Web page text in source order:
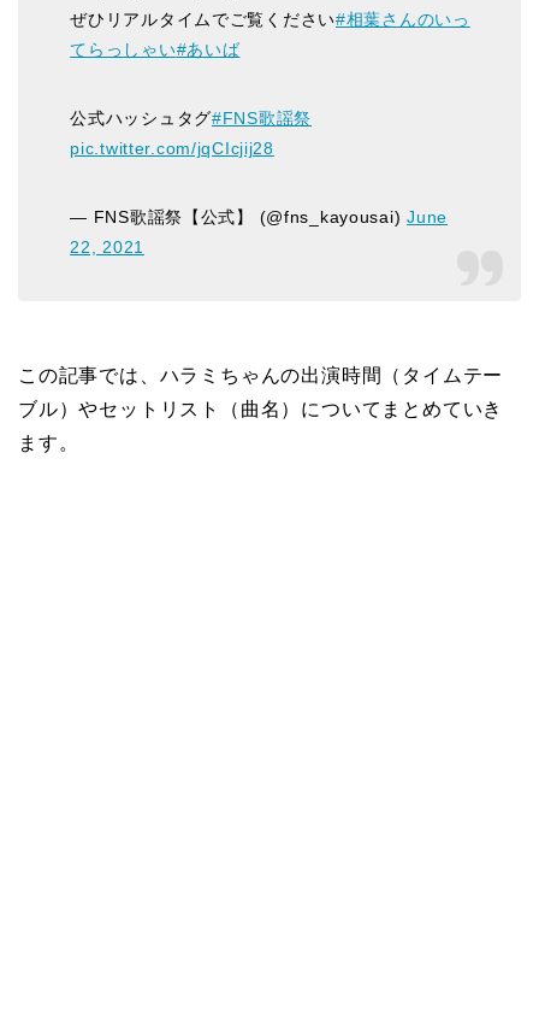
ぜひリアルタイムでご覧ください#相葉さんのいっ
てらっしゃい#あいば
公式ハッシュタグ#FNS歌謡祭
pic.twitter.com/jqCIcjij28
— FNS歌謡祭【公式】 (@fns_kayousai)June
22, 2021
この記事では、ハラミちゃんの出演時間（タイムテー
ブル）やセットリスト（曲名）についてまとめていき
ます。